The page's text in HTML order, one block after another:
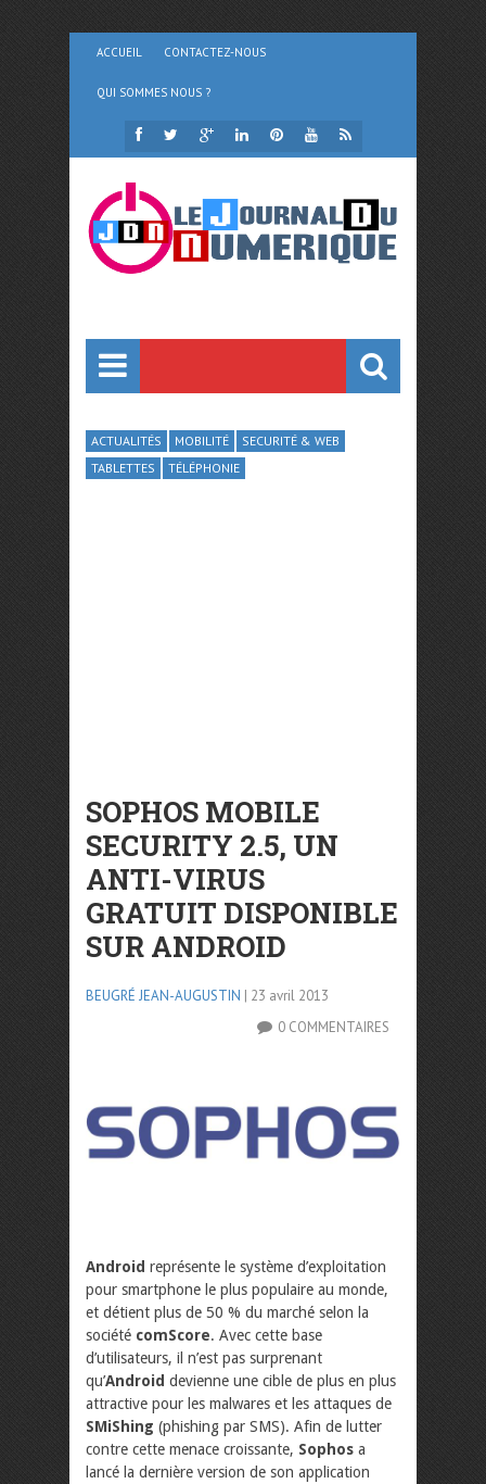
ACCUEIL CONTACTEZ-NOUS
QUI SOMMES NOUS ?
ACTUALITÉS MOBILITÉ
SECURITÉ & WEB
TABLETTES
TÉLÉPHONIE
SOPHOS MOBILE
SECURITY 2.5, UN
ANTI-VIRUS
GRATUIT DISPONIBLE
SUR ANDROID
BEUGRÉ JEAN-AUGUSTIN | 23 avril 2013
0 COMMENTAIRES
Android représente le système d’exploitation
pour smartphone le plus populaire au monde,
et détient plus de 50 % du marché selon la
société comScore. Avec cette base
d’utilisateurs, il n’est pas surprenant
qu’Android devienne une cible de plus en plus
attractive pour les malwares et les attaques de
SMiShing (phishing par SMS). Afin de lutter
contre cette menace croissante, Sophos a
lancé la dernière version de son application